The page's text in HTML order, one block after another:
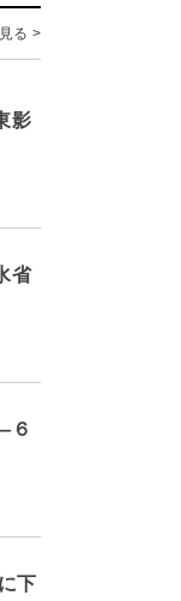
る >
影
省
６
下